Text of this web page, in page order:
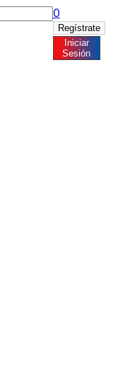
0
Regístrate
Iniciar
Sesión